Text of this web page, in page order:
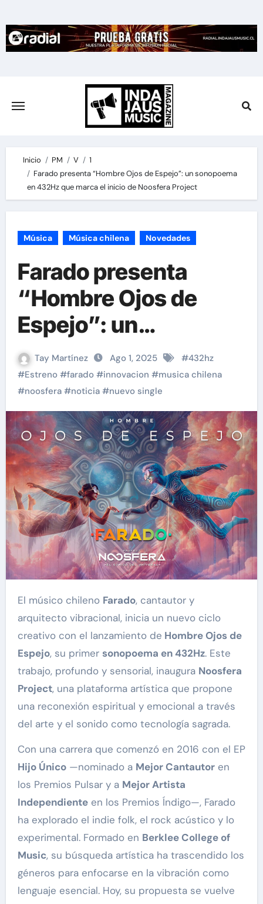
to
content
Inicio PM V
1
Farado presenta “Hombre Ojos de Espejo”: un sonopoema
en 432Hz que marca el inicio de Noosfera Project
Música Música chilena Novedades
Farado presenta
“Hombre Ojos de
Espejo”: un
sonopoema en
432Hz que marca el
inicio de Noosfera
Project
Tay Martínez Ago 1, 2025 #432hz
#Estreno#farado#innovacion #musica chilena
#noosfera#noticia#nuevo single
El músico chileno Farado, cantautor y
arquitecto vibracional, inicia un nuevo ciclo
creativo con el lanzamiento de Hombre Ojos de
Espejo, su primer sonopoema en 432Hz. Este
trabajo, profundo y sensorial, inaugura Noosfera
Project, una plataforma artística que propone
una reconexión espiritual y emocional a través
del arte y el sonido como tecnología sagrada.
Con una carrera que comenzó en 2016 con el EP
Hijo Único—nominado a Mejor Cantautoren
los Premios Pulsar y a Mejor Artista
Independienteen los Premios Índigo—, Farado
ha explorado el indie folk, el rock acústico y lo
experimental. Formado en Berklee College of
Music, su búsqueda artística ha trascendido los
géneros para enfocarse en la vibración como
lenguaje esencial. Hoy, su propuesta se vuelve